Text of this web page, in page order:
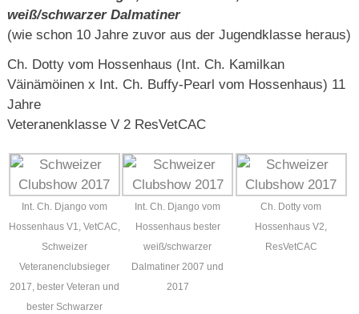
weiß/schwarzer Dalmatiner
(wie schon 10 Jahre zuvor aus der Jugendklasse heraus)
Ch. Dotty vom Hossenhaus (Int. Ch. Kamilkan
Väinämöinen x Int. Ch. Buffy-Pearl vom Hossenhaus) 11
Jahre
Veteranenklasse V 2 ResVetCAC
Int. Ch. Django vom
Hossenhaus V1, VetCAC,
Schweizer
Veteranenclubsieger
2017, bester Veteran und
bester Schwarzer
Int. Ch. Django vom
Hossenhaus bester
weiß/schwarzer
Dalmatiner 2007 und
2017
Ch. Dotty vom
Hossenhaus V2,
ResVetCAC